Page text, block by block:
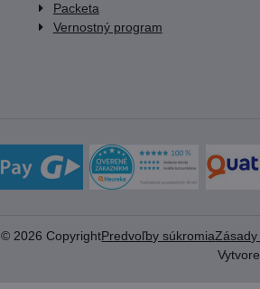
Packeta
Vernostný program
©2026 CopyrightPredvoľby súkromia